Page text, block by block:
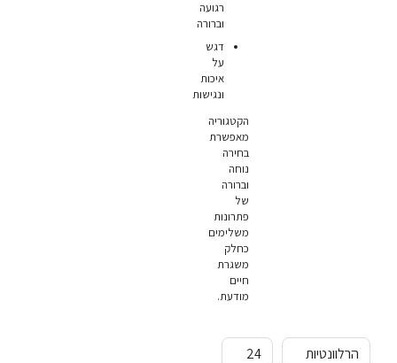
רגועה
וברורה
דגש
על
איכות
ונגישות
הקטגוריה
מאפשרת
בחירה
נוחה
וברורה
של
פתרונות
משלימים
כחלק
משגרת
חיים
מודעת.